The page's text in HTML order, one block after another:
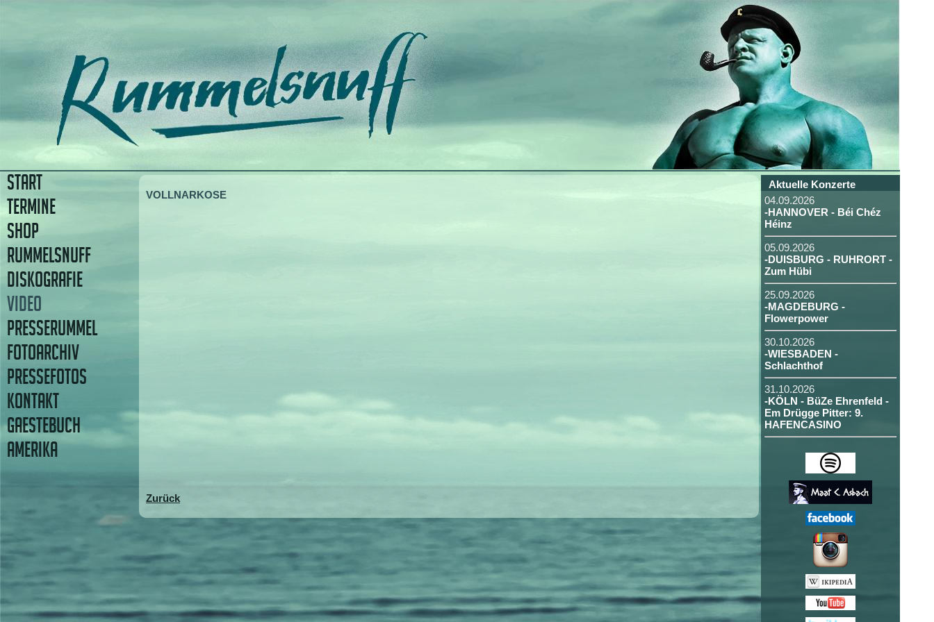
VOLLNARKOSE
Zurück
START
TERMINE
SHOP
RUMMELSNUFF
DISKOGRAFIE
VIDEO
PRESSERUMMEL
FOTOARCHIV
PRESSEFOTOS
KONTAKT
GAESTEBUCH
AMERIKA
Aktuelle Konzerte
04.09.2026
-HANNOVER - Béi Chéz
Héinz
05.09.2026
-DUISBURG - RUHRORT -
Zum Hübi
25.09.2026
-MAGDEBURG -
Flowerpower
30.10.2026
-WIESBADEN -
Schlachthof
31.10.2026
-KÖLN - BüZe Ehrenfeld -
Em Drügge Pitter: 9.
HAFENCASINO